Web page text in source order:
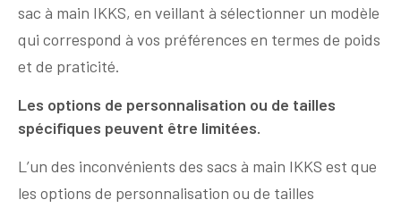
sac à main IKKS, en veillant à sélectionner un modèle
qui correspond à vos préférences en termes de poids
et de praticité.
Les options de personnalisation ou de tailles
spécifiques peuvent être limitées.
L’un des inconvénients des sacs à main IKKS est que
les options de personnalisation ou de tailles